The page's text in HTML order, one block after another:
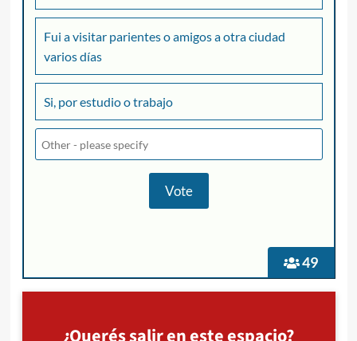
49
Fui a visitar parientes o amigos a otra ciudad
varios días
Si, por estudio o trabajo